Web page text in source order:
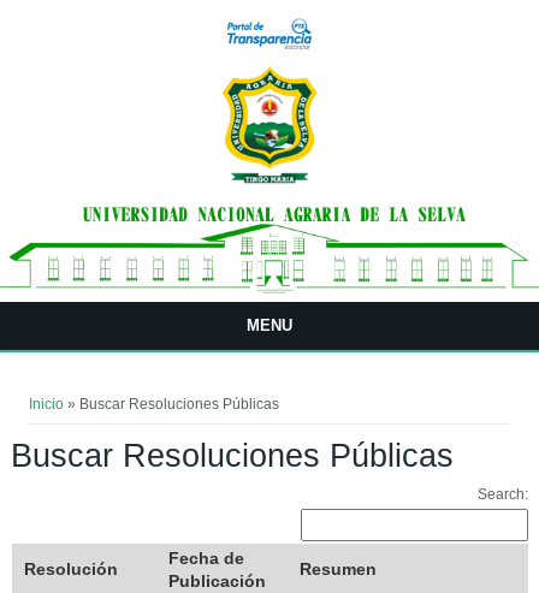
MENU
Inicio » Buscar Resoluciones Públicas
Buscar Resoluciones Públicas
Search:
Resolución
Fecha de
Publicación
Resumen